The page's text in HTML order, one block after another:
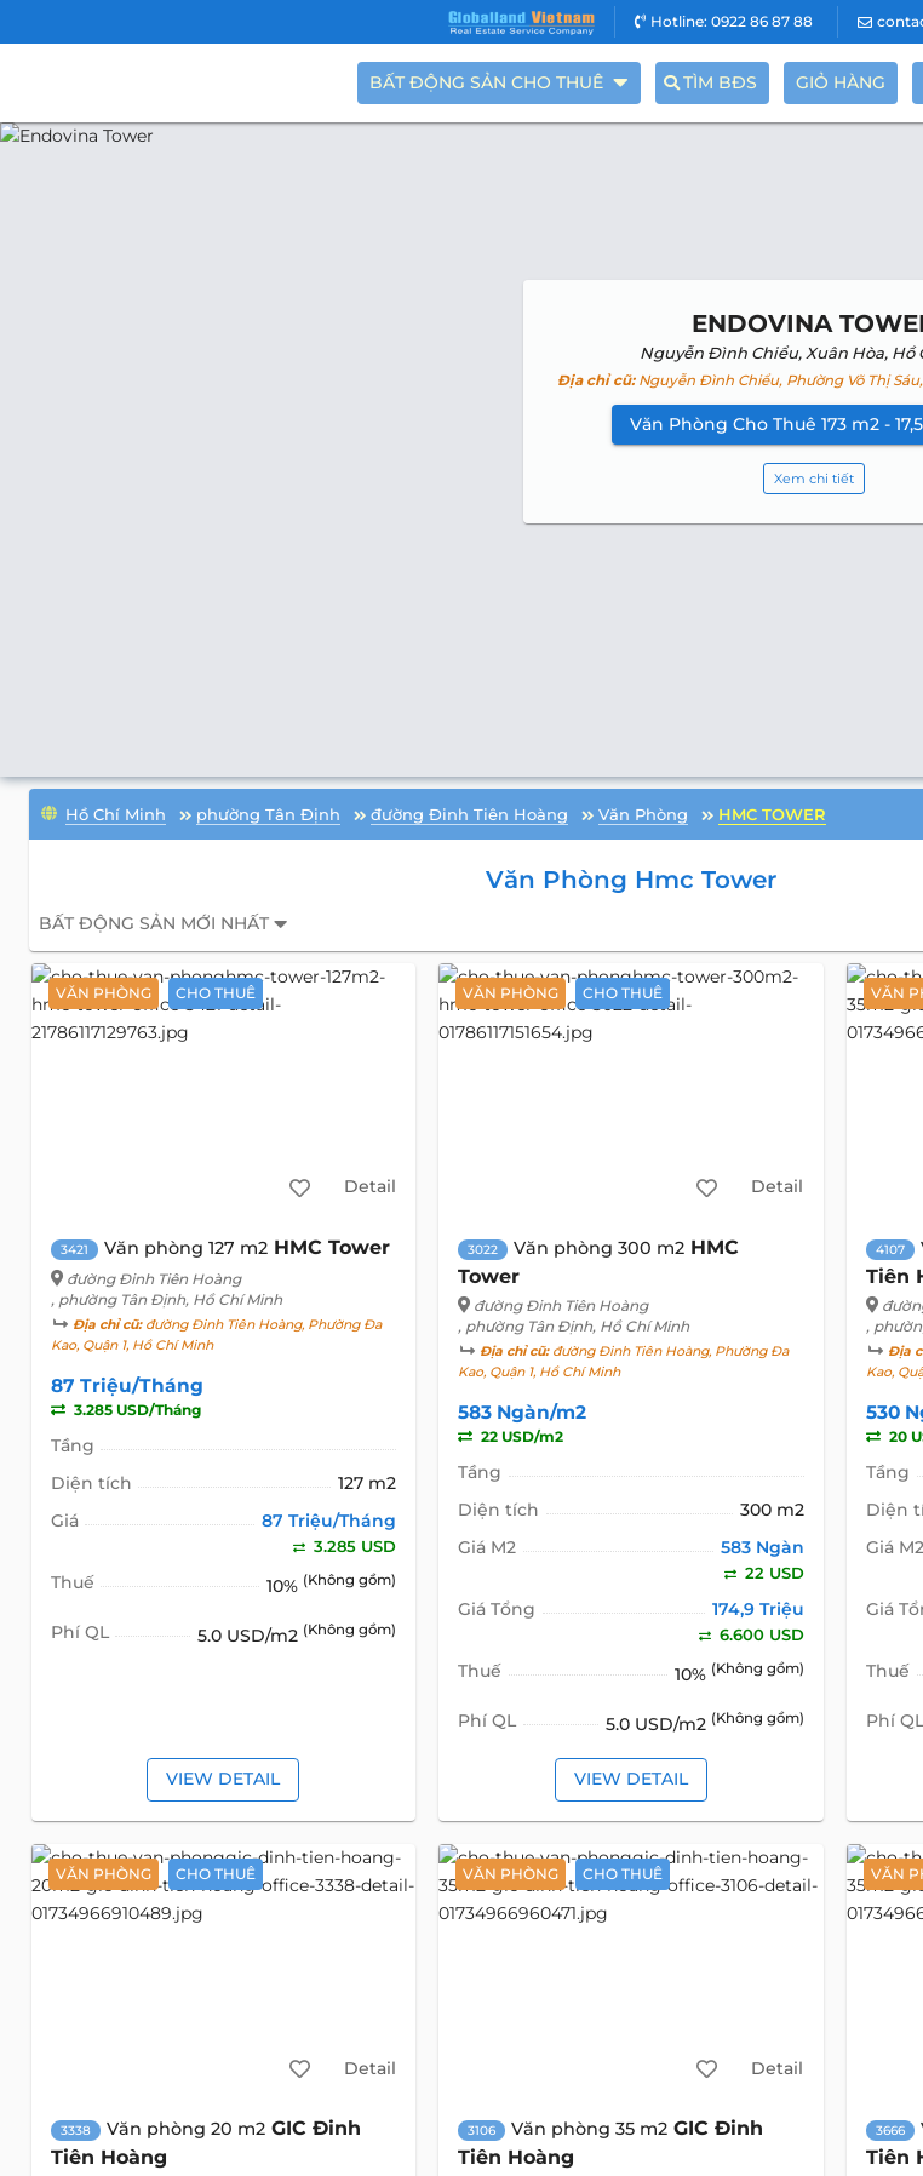
Hotline: 0922 86 87 88
BẤT ĐỘNG SẢN CHO THUÊ TÌM BĐS GIỎ HÀNG
ENDOVINA
Nguyễn Đình Chiểu, Xuân Hòa, Hồ
Địa chỉ cũ:Nguyễn Đình Chiểu, Phường Võ Thị
Văn Phòng Cho Thuê 173 m2 -
Xem chi tiết
Hồ Chí Minh phường Tân Định đường Đinh Tiên Hoàng Văn Phòng HMC TOWER
Văn Phòng Hmc Tower
BẤT ĐỘNG SẢN MỚI NHẤT
VĂN PHÒNG CHO THUÊ
Detail
3421 Văn phòng 127 m2 HMC Tower
đường Đinh Tiên Hoàng
, phường Tân Định, Hồ Chí Minh
Địa chỉ cũ:đường Đinh Tiên Hoàng, Phường Đa
Kao, Quận 1, Hồ Chí Minh
87 Triệu/Tháng
3.285 USD/Tháng
Tầng
Diện tích
127 m2
Giá
87 Triệu/Tháng
3.285 USD
Thuế 10% (Không gồm)
Phí QL 5.0 USD/m2 (Không gồm)
VIEW DETAIL
VĂN PHÒNG CHO THUÊ
Detail
3022 Văn phòng 300 m2 HMC
Tower
đường Đinh Tiên Hoàng
, phường Tân Định, Hồ Chí Minh
Địa chỉ cũ:đường Đinh Tiên Hoàng, Phường Đa
Kao, Quận 1, Hồ Chí Minh
583 Ngàn/m2
22 USD/m2
Tầng
Diện tích
300 m2
Giá M2
583 Ngàn
22 USD
Giá Tổng 174,9 Triệu
6.600 USD
Thuế 10% (Không gồm)
Phí QL 5.0 USD/m2 (Không gồm)
VIEW DETAIL
VĂN
4107
Tiên
,
Địa
Kao,
530
20
Tầng
Diện
Giá M2
Giá
Thuế
Phí QL
VĂN PHÒNG CHO THUÊ
Detail
3338 Văn phòng 20 m2 GIC Đinh
Tiên Hoàng
VĂN PHÒNG CHO THUÊ
Detail
3106 Văn phòng 35 m2 GIC Đinh
Tiên Hoàng
VĂN
3666
Tiên